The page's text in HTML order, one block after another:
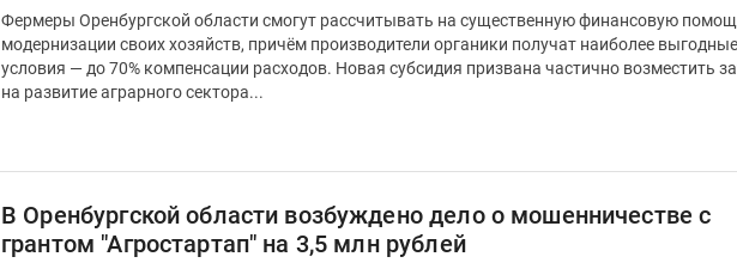
Фермеры Оренбургской области смогут рассчитывать на существенную финансовую
модернизации своих хозяйств, причём производители органики получат наиболее выгодные
условия — до 70% компенсации расходов. Новая субсидия призвана частично возместить
на развитие аграрного сектора...
В Оренбургской области возбуждено дело о мошенничестве с
грантом "Агростартап" на 3,5 млн рублей